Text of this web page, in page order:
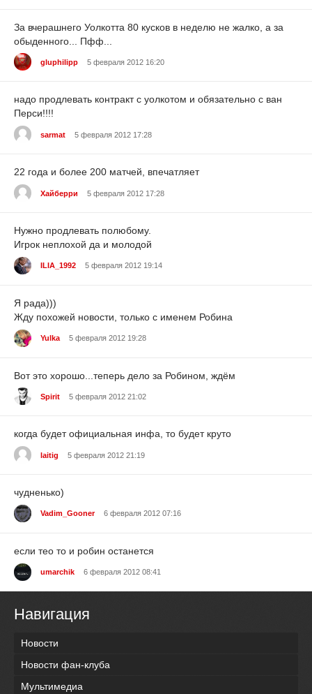
За вчерашнего Уолкотта 80 кусков в неделю не жалко, а за
обыденного... Пфф...
gluphilipp 5 февраля 2012 16:20
надо продлевать контракт с уолкотом и обязательно с ван
Перси!!!!
sarmat 5 февраля 2012 17:28
22 года и более 200 матчей, впечатляет
Хайберри 5 февраля 2012 17:28
Нужно продлевать полюбому.
Игрок неплохой да и молодой
ILIA_1992 5 февраля 2012 19:14
Я рада)))
Жду похожей новости, только с именем Робина
Yulka 5 февраля 2012 19:28
Вот это хорошо...теперь дело за Робином, ждём
Spirit 5 февраля 2012 21:02
когда будет официальная инфа, то будет круто
laitig 5 февраля 2012 21:19
чудненько)
Vadim_Gooner 6 февраля 2012 07:16
если тео то и робин останется
umarchik 6 февраля 2012 08:41
Навигация
Новости
Новости фан-клуба
Мультимедиа